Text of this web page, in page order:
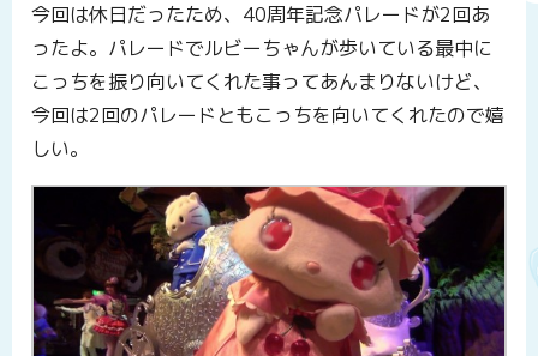
今回は休日だったため、40周年記念パレードが2回あ
ったよ。パレードでルビーちゃんが歩いている最中に
こっちを振り向いてくれた事ってあんまりないけど、
今回は2回のパレードともこっちを向いてくれたので嬉
しい。